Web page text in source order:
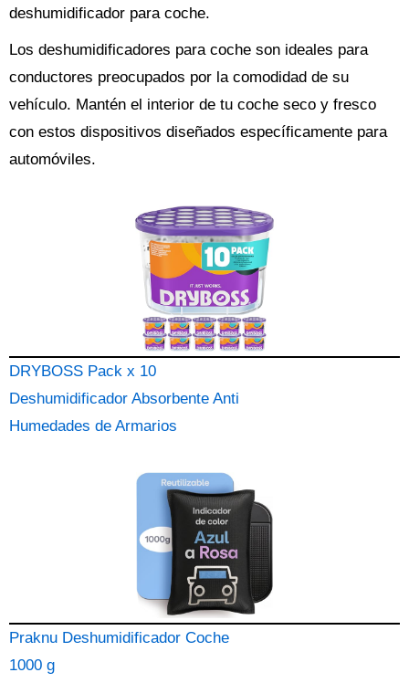
deshumidificador para coche.
Los deshumidificadores para coche son ideales para
conductores preocupados por la comodidad de su
vehículo. Mantén el interior de tu coche seco y fresco
con estos dispositivos diseñados específicamente para
automóviles.
DRYBOSS Pack x 10
Deshumidificador Absorbente Anti
Humedades de Armarios
Praknu Deshumidificador Coche
1000 g